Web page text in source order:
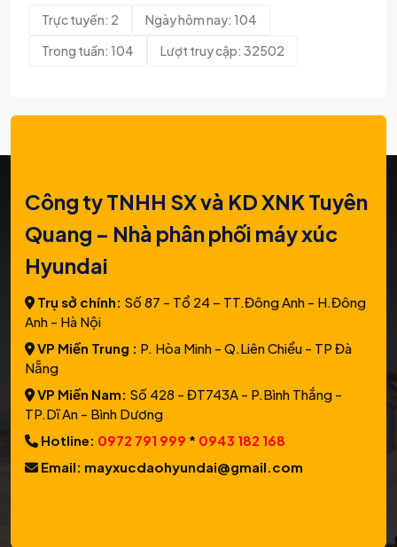
Trực tuyến: 2
Ngày hôm nay: 104
Trong tuần: 104
Lượt truy cập: 32502
Công ty TNHH SX và KD XNK Tuyên
Quang – Nhà phân phối máy xúc
Hyundai
Trụ sở chính: Số 87 - Tổ 24 – TT.Đông Anh - H.Đông
Anh - Hà Nội
VP Miền Trung : P. Hòa Minh - Q.Liên Chiểu - TP Đà
Nẵng
VP Miền Nam: Số 428 - ĐT743A - P.Bình Thắng -
TP.Dĩ An - Bình Dương
Hotline: 0972 791 999 * 0943 182 168
Email: mayxucdaohyundai@gmail.com